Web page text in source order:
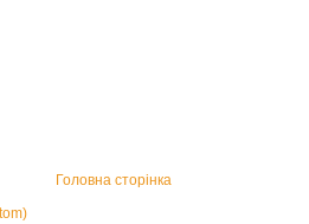
Головна сторінка